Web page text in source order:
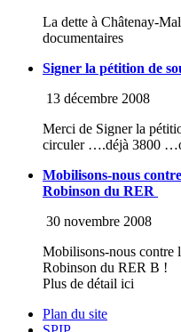
La dette à Châtenay-
documentaires
Signer la pétition de
13 décembre 2008
Merci de Signer la
circuler ….déjà 3800
Mobilisons-nous
Robinson du RER
30 novembre 2008
Mobilisons-nous contre
Robinson du RER B !
Plus de détail ici
Plan du site